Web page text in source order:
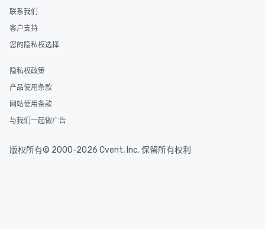
联系我们
客户支持
您的隐私权选择
隐私权政策
产品使用条款
网站使用条款
与我们一起做广告
版权所有© 2000-2026 Cvent, Inc. 保留所有权利